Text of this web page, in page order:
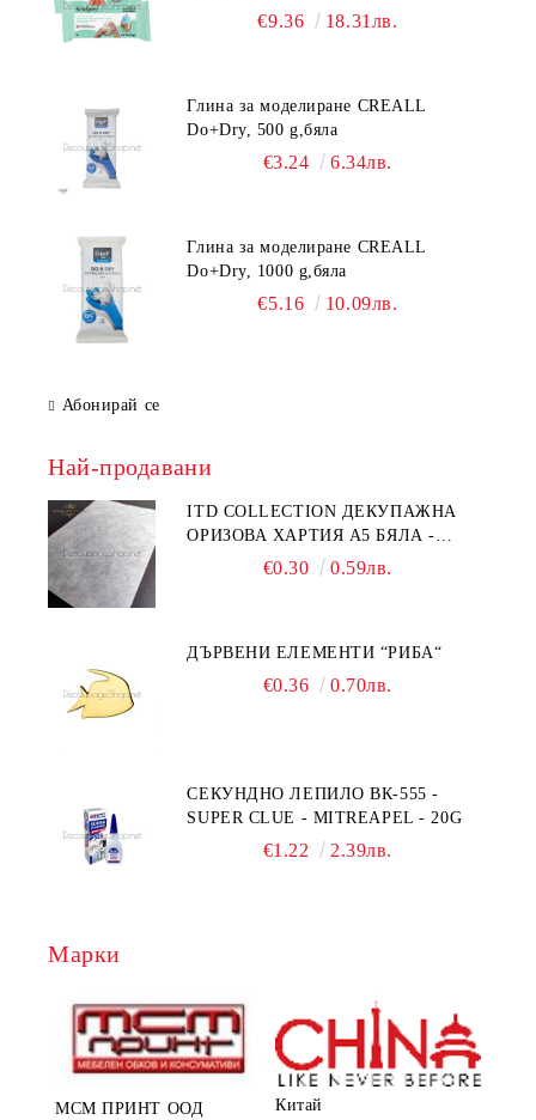
€9.36 18.31лв.
Глина за моделиране CREALL
Do+Dry, 500 g,бяла
€3.24 6.34лв.
Глина за моделиране CREALL
Do+Dry, 1000 g,бяла
€5.16 10.09лв.
Абонирай се
Най-продавани
ITD COLLECTION ДЕКУПАЖНА
ОРИЗОВА ХАРТИЯ А5 БЯЛА -
€0.30 0.59лв.
ДЪРВЕНИ ЕЛЕМЕНТИ “РИБА“
€0.36 0.70лв.
СЕКУНДНО ЛЕПИЛО ВК-555 -
SUPER CLUE - MITREAPEL - 20G
€1.22 2.39лв.
Марки
МСМ ПРИНТ ООД Китай